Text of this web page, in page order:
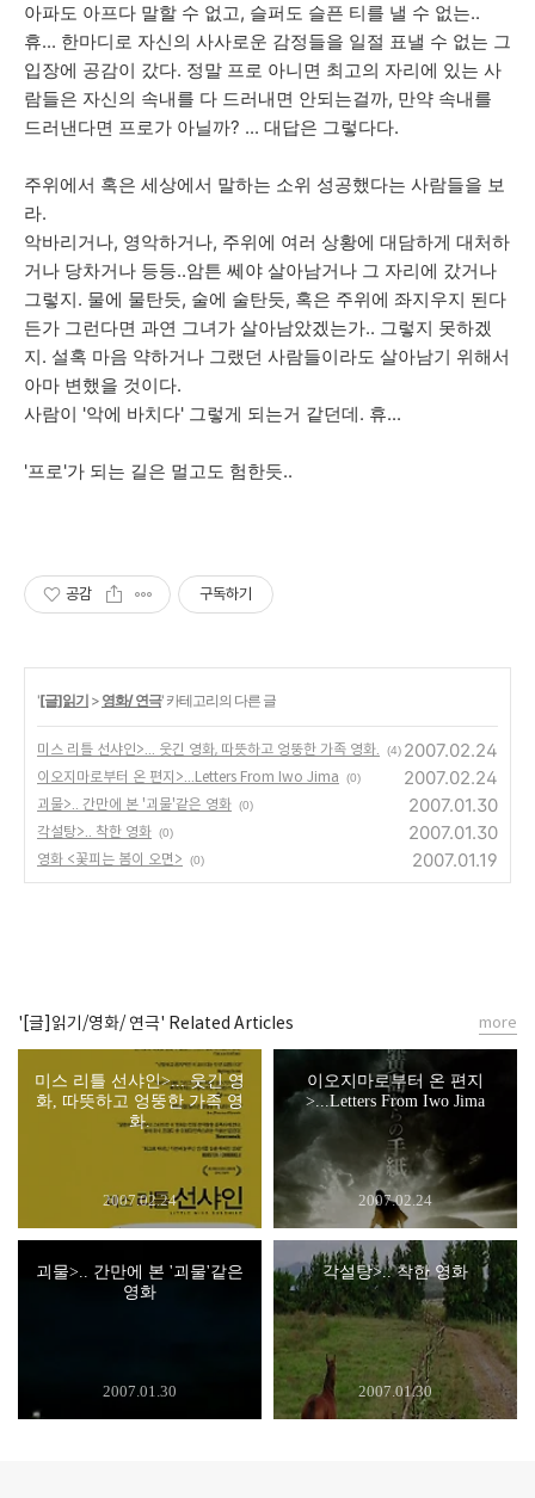
아파도 아프다 말할 수 없고, 슬퍼도 슬픈 티를 낼 수 없는..
휴... 한마디로 자신의 사사로운 감정들을 일절 표낼 수 없는 그
입장에 공감이 갔다. 정말 프로 아니면 최고의 자리에 있는 사
람들은 자신의 속내를 다 드러내면 안되는걸까, 만약 속내를
드러낸다면 프로가 아닐까? ... 대답은 그렇다다.
주위에서 혹은 세상에서 말하는 소위 성공했다는 사람들을 보
라.
악바리거나, 영악하거나, 주위에 여러 상황에 대담하게 대처하
거나 당차거나 등등..암튼 쎄야 살아남거나 그 자리에 갔거나
그렇지. 물에 물탄듯, 술에 술탄듯, 혹은 주위에 좌지우지 된다
든가 그런다면 과연 그녀가 살아남았겠는가.. 그렇지 못하겠
지. 설혹 마음 약하거나 그랬던 사람들이라도 살아남기 위해서
아마 변했을 것이다.
사람이 '악에 바치다' 그렇게 되는거 같던데. 휴...
'프로'가 되는 길은 멀고도 험한듯..
공감 구독하기
'[글]읽기 > 영화/ 연극' 카테고리의 다른 글
미스 리틀 선샤인>... 웃긴 영화, 따뜻하고 엉뚱한 가족 영화. (4) 2007.02.24
이오지마로부터 온 편지>...Letters From Iwo Jima (0) 2007.02.24
괴물>.. 간만에 본 '괴물'같은 영화 (0) 2007.01.30
각설탕>.. 착한 영화 (0) 2007.01.30
영화 <꽃피는 봄이 오면> (0) 2007.01.19
'[글]읽기/영화/ 연극' Related Articles
미스 리틀 선샤인>... 웃긴 영
화, 따뜻하고 엉뚱한 가족 영
화.
2007.02.24
이오지마로부터 온 편지
>...Letters From Iwo Jima
2007.02.24
괴물>.. 간만에 본 '괴물'같은
영화
2007.01.30
각설탕>.. 착한 영화
2007.01.30
more